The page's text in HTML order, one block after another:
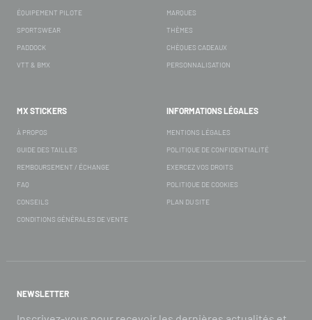
ÉQUIPEMENT PILOTE
SPORTSWEAR
PADDOCK
VTT & BMX
MARQUES
THÈMES
CHÈQUES CADEAUX
PERSONNALISATION
MX STICKERS
À PROPOS
GUIDE DES TAILLES
REMBOURSEMENT / ÉCHANGE
FAQ
CONSEILS
CONDITIONS GÉNÉRALES DE VENTE
INFORMATIONS LÉGALES
MENTIONS LÉGALES
POLITIQUE DE CONFIDENTIALITÉ
EXERCEZ VOS DROITS
POLITIQUE DE COOKIES
PLAN DU SITE
NEWSLETTER